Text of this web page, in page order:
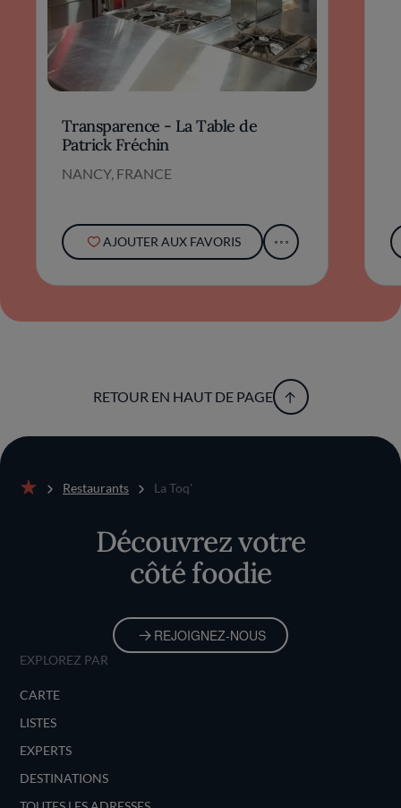
Transparence - La Table de
Patrick Fréchin
NANCY, FRANCE
AJOUTER AUX FAVORIS
RETOUR EN HAUT DE PAGE
Restaurants La Toq'
Découvrez votre
côté foodie
REJOIGNEZ-NOUS
EXPLOREZ PAR
CARTE
LISTES
EXPERTS
DESTINATIONS